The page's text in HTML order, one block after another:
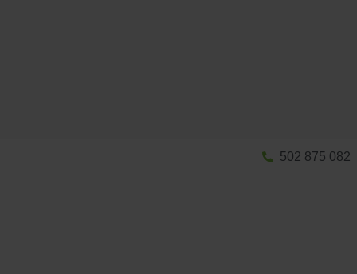
502 875 082